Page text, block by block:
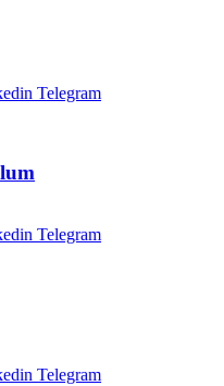
Telegram
Telegram
Telegram